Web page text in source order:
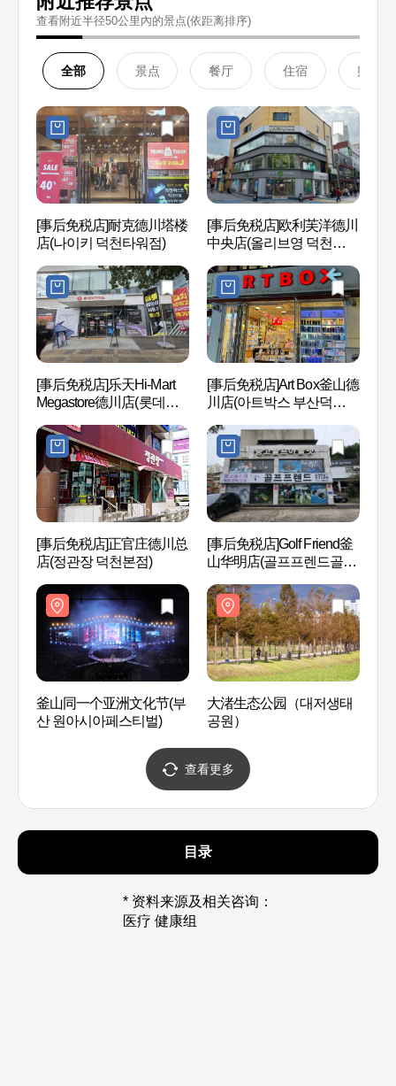
查看附近半径50公里內的景点(依距离排序)
全部 景点 餐厅 住宿 购物
[事后免税店]耐克德川塔楼
店(나이키 덕천타워점)
[事后免税店]欧利芙洋德川
中央店(올리브영 덕천중앙
[事后免税店]乐天Hi-Mart
Megastore德川店(롯데하
점)
[事后免税店]Art Box釜山德
川店(아트박스 부산덕천
[事后免税店]正官庄德川总
店(정관장 덕천본점)
[事后免税店]Golf Friend釜
山华明店(골프프렌드골때
釜山同一个亚洲文化节(부
산 원아시아페스티벌)
大渚生态公园（대저생태
공원）
查看更多
目录
* 资料来源及相关咨询：
医疗 健康组